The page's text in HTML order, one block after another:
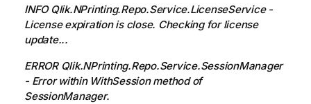
INFO Qlik.NPrinting.Repo.Service.LicenseService -
License expiration is close. Checking for license
update...
ERROR Qlik.NPrinting.Repo.Service.SessionManager
- Error within WithSession method of
SessionManager.